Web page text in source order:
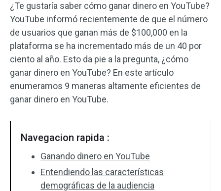
Color de vídeo
Rotar/Voltear
Procesamiento por lotes
Sin marca de agua
¿Te gustaría saber cómo ganar dinero en YouTube?
YouTube informó recientemente de que el número
de usuarios que ganan más de $100,000 en la
plataforma se ha incrementado más de un 40 por
ciento al año. Esto da pie a la pregunta, ¿cómo
ganar dinero en YouTube? En este artículo
enumeramos 9 maneras altamente eficientes de
ganar dinero en YouTube.
Navegacion rapida :
Ganando dinero en YouTube
Entendiendo las características
demográficas de la audiencia